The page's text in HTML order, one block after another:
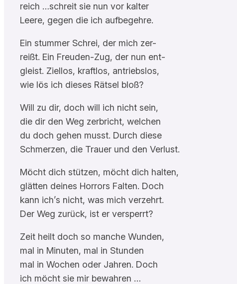
reich …schreit sie nun vor kalter
Leere, gegen die ich aufbegehre.
Ein stummer Schrei, der mich zer-
reißt. Ein Freuden-Zug, der nun ent-
gleist. Ziellos, kraftlos, antriebslos,
wie lös ich dieses Rätsel bloß?
Will zu dir, doch will ich nicht sein,
die dir den Weg zerbricht, welchen
du doch gehen musst. Durch diese
Schmerzen, die Trauer und den Verlust.
Möcht dich stützen, möcht dich halten,
glätten deines Horrors Falten. Doch
kann ich’s nicht, was mich verzehrt.
Der Weg zurück, ist er versperrt?
Zeit heilt doch so manche Wunden,
mal in Minuten, mal in Stunden
mal in Wochen oder Jahren. Doch
ich möcht sie mir bewahren …